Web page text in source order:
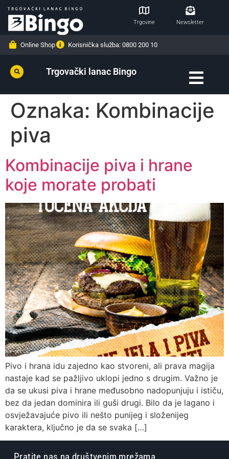
Trgovine Newsletter
Online Shop Korisnička služba: 0800 200 10
Trgovački lanac Bingo
Oznaka: Kombinacije
piva
Kombinacije piva i hrane
koje morate probati
Pivo i hrana idu zajedno kao stvoreni, ali prava magija
nastaje kad se pažljivo uklopi jedno s drugim. Važno je
da se ukusi piva i hrane međusobno nadopunjuju i ističu,
bez da jedan dominira ili guši drugi. Bilo da je lagano i
osvježavajuće pivo ili nešto punijeg i složenijeg
karaktera, ključno je da se svaka […]